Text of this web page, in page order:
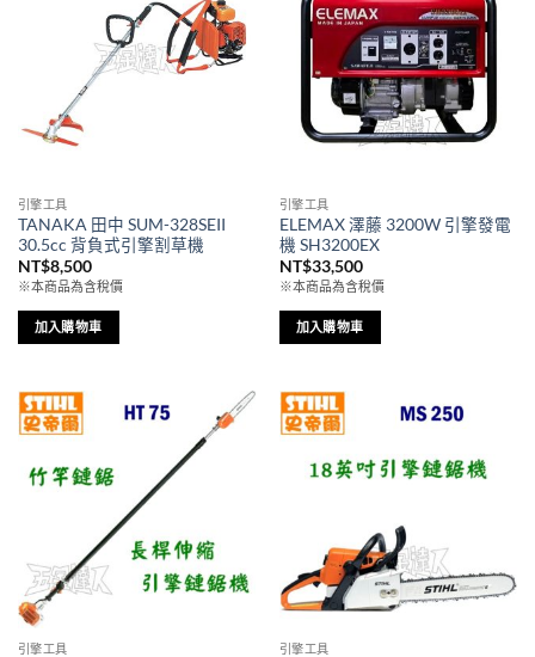
引擎工具
TANAKA 田中 SUM-328SEII
30.5cc 背負式引擎割草機
NT$8,500
※本商品為含稅價
加入購物車
引擎工具
ELEMAX 澤藤 3200W 引擎發電
機 SH3200EX
NT$33,500
※本商品為含稅價
加入購物車
引擎工具 引擎工具